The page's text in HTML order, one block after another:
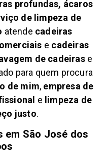
profundas, ácaros
de limpeza de
atende cadeiras
e cadeiras
de cadeirase
para quem procura
de mim, empresa de
e limpeza de
justo.
em São José dos